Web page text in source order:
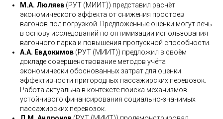
М.А. Люляев (РУТ (МИИТ)) представил расчёт
экономического эффекта от снижения простоев
вагонов под погрузкой. Предложенные оценки могут лечь
в основу исследований по оптимизации использования
вагонного парка и повышения пропускной способности.
А.А. Евдокимов (РУТ (МИИТ)) предложил в своём
докладе совершенствование методов учёта
экономически обоснованных затрат для оценки
эффективности пригородных пассажирских перевозок.
Работа актуальна в контексте поиска механизмов
устойчивого финансирования социально-значимых
пассажирских перевозок.